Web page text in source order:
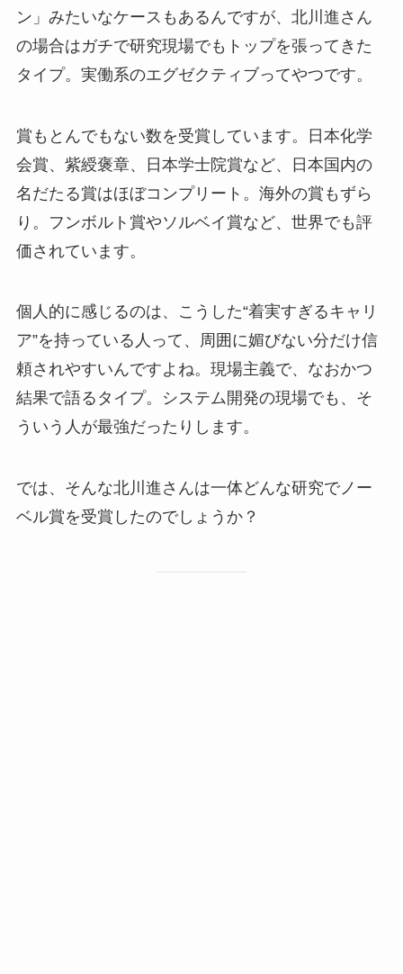
ン」みたいなケースもあるんですが、北川進さん
の場合はガチで研究現場でもトップを張ってきた
タイプ。実働系のエグゼクティブってやつです。
賞もとんでもない数を受賞しています。日本化学
会賞、紫綬褒章、日本学士院賞など、日本国内の
名だたる賞はほぼコンプリート。海外の賞もずら
り。フンボルト賞やソルベイ賞など、世界でも評
価されています。
個人的に感じるのは、こうした“着実すぎるキャリ
ア”を持っている人って、周囲に媚びない分だけ信
頼されやすいんですよね。現場主義で、なおかつ
結果で語るタイプ。システム開発の現場でも、そ
ういう人が最強だったりします。
では、そんな北川進さんは一体どんな研究でノー
ベル賞を受賞したのでしょうか？